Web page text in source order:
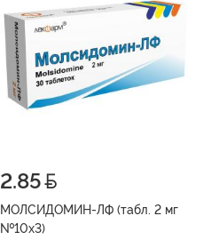
2.85
МОЛСИДОМИН-ЛФ (табл. 2 мг
№10х3)